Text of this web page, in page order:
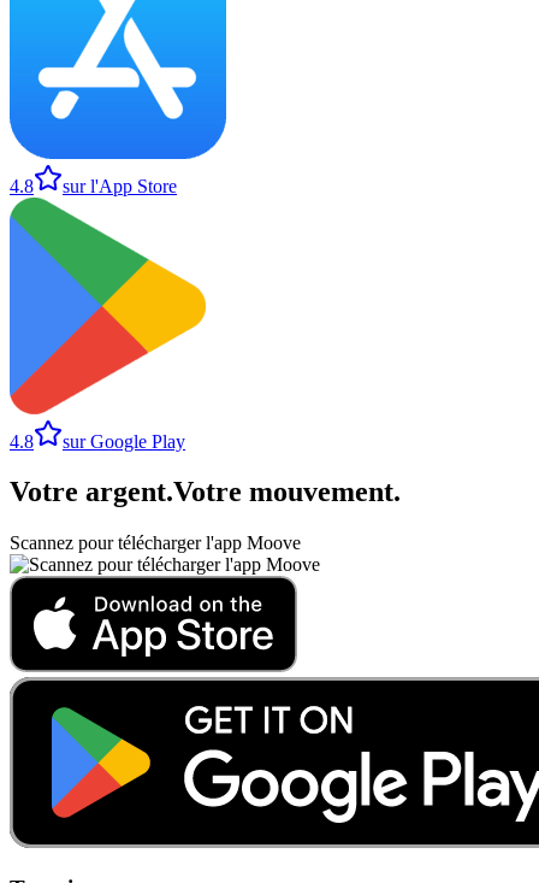
4.8 sur l'App Store
4.8 sur Google Play
Votre argent.Votre mouvement.
Scannez pour télécharger l'app Moove